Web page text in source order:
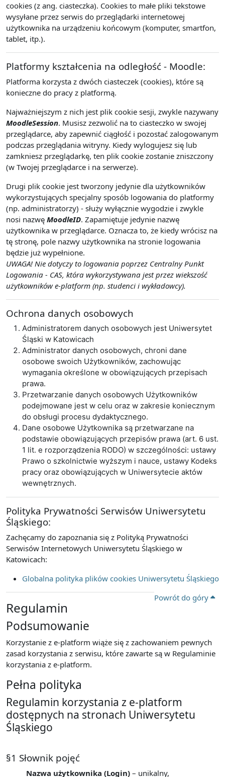
cookies (z ang. ciasteczka). Cookies to małe pliki tekstowe
wysyłane przez serwis do przeglądarki internetowej
użytkownika na urządzeniu końcowym (komputer, smartfon,
tablet, itp.).
Platformy kształcenia na odległość - Moodle:
Platforma korzysta z dwóch ciasteczek (cookies), które są
konieczne do pracy z platformą.
Najważniejszym z nich jest plik cookie sesji, zwykle nazywany
MoodleSession. Musisz zezwolić na to ciasteczko w swojej
przeglądarce, aby zapewnić ciągłość i pozostać zalogowanym
podczas przeglądania witryny. Kiedy wylogujesz się lub
zamkniesz przeglądarkę, ten plik cookie zostanie zniszczony
(w Twojej przeglądarce i na serwerze).
Drugi plik cookie jest tworzony jedynie dla użytkowników
wykorzystujących specjalny sposób logowania do platformy
(np. administratorzy) - służy wyłącznie wygodzie i zwykle
nosi nazwę MoodleID. Zapamiętuje jedynie nazwę
użytkownika w przeglądarce. Oznacza to, że kiedy wrócisz na
tę stronę, pole nazwy użytkownika na stronie logowania
będzie już wypełnione.
UWAGA! Nie dotyczy to logowania poprzez Centralny Punkt
Logowania - CAS, która wykorzystywana jest przez wiekszość
użytkowników e-platform (np. studenci i wykładowcy).
Ochrona danych osobowych
Administratorem danych osobowych jest Uniwersytet
Śląski w Katowicach
Administrator danych osobowych, chroni dane
osobowe swoich Użytkowników, zachowując
wymagania określone w obowiązujących przepisach
prawa.
Przetwarzanie danych osobowych Użytkowników
podejmowane jest w celu oraz w zakresie koniecznym
do obsługi procesu dydaktycznego.
Dane osobowe Użytkownika są przetwarzane na
podstawie obowiązujących przepisów prawa (art. 6 ust.
1 lit. e rozporządzenia RODO) w szczególności: ustawy
Prawo o szkolnictwie wyższym i nauce, ustawy Kodeks
pracy oraz obowiązujących w Uniwersytecie aktów
wewnętrznych.
Polityka Prywatności Serwisów Uniwersytetu
Śląskiego:
Zachęcamy do zapoznania się z Polityką Prywatności
Serwisów Internetowych Uniwersytetu Śląskiego w
Katowicach:
Globalna polityka plików cookies Uniwersytetu Śląskiego
Powrót do góry
Regulamin
Podsumowanie
Korzystanie z e-platform wiąże się z zachowaniem pewnych
zasad korzystania z serwisu, które zawarte są w Regulaminie
korzystania z e-platform.
Pełna polityka
Regulamin korzystania z e-platform
dostępnych na stronach Uniwersytetu
Śląskiego
§1 Słownik pojęć
Nazwa użytkownika (Login) – unikalny,